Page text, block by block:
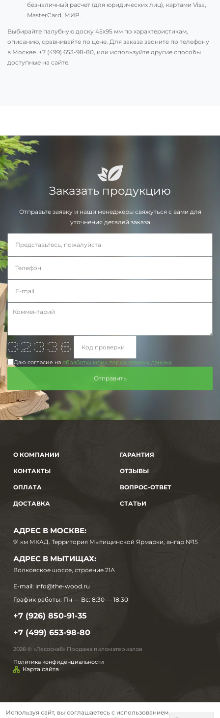
безналичный расчет (для юридических лиц), картами Visa,
MasterCard, МИР.
Выбирайте палубную доску 45х95 мм по характеристикам,
описанию, сравнивайте по цене. Для заказа звоните по телефону
в Москве +7 (499) 653-98-80 , или используйте другие способы
доступные на сайте.
Заказать продукцию
Отправьте заявку и наши менеджеры свяжуться с вами для
уточнения деталей заказа
***** ***** ***** ***** ****
* * * * * * * * *
* * * * *
** * ** ** ******
* ** * * * *
* * ** * * * * * *
***** ******* ***** ***** *****
Даю согласие на обработку моих персональных данных
О КОМПАНИИ
КОНТАКТЫ
ОПЛАТА
ДОСТАВКА
ГАРАНТИЯ
ОТЗЫВЫ
ВОПРОС-ОТВЕТ
СТАТЬИ
АДРЕС В МОСКВЕ:
91 км МКАД. Территория Мытищинской Ярмарки, ангар №15
АДРЕС В МЫТИЩАХ:
Волковское шоссе, строение 21А
E-mail: info@the-wood.ru
График работы: Пн — Вс: 8:30 — 18:30
+7 (926) 850-91-35
+7 (499) 653-98-80
2026 © «Лесоснаб» Продажа пиломатериалов
Политика конфиденциальности
Карта сайта
Используя сайт, вы соглашаетесь с использованием